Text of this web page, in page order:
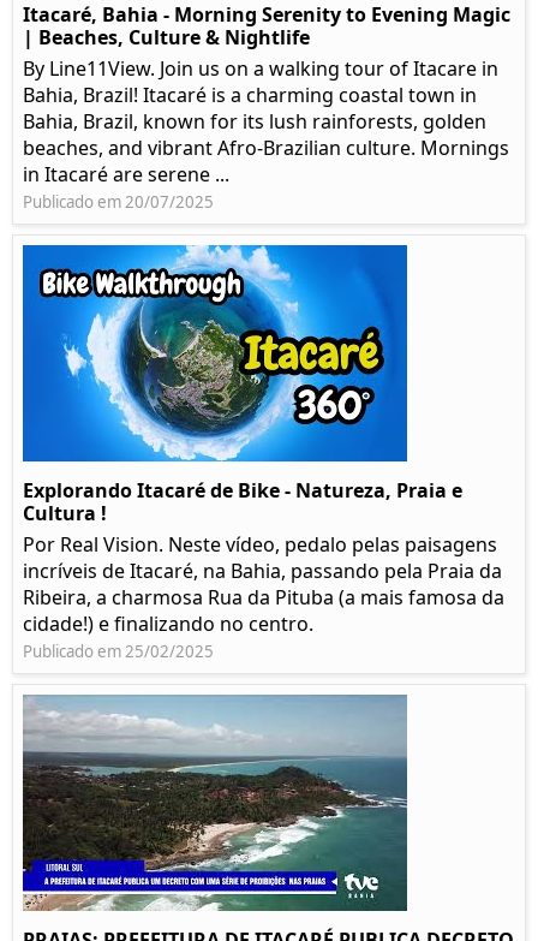
Itacaré, Bahia - Morning Serenity to Evening Magic
| Beaches, Culture & Nightlife
By Line11View. Join us on a walking tour of Itacare in
Bahia, Brazil! Itacaré is a charming coastal town in
Bahia, Brazil, known for its lush rainforests, golden
beaches, and vibrant Afro-Brazilian culture. Mornings
in Itacaré are serene ...
Publicado em 20/07/2025
Explorando Itacaré de Bike - Natureza, Praia e
Cultura !
Por Real Vision. Neste vídeo, pedalo pelas paisagens
incríveis de Itacaré, na Bahia, passando pela Praia da
Ribeira, a charmosa Rua da Pituba (a mais famosa da
cidade!) e finalizando no centro.
Publicado em 25/02/2025